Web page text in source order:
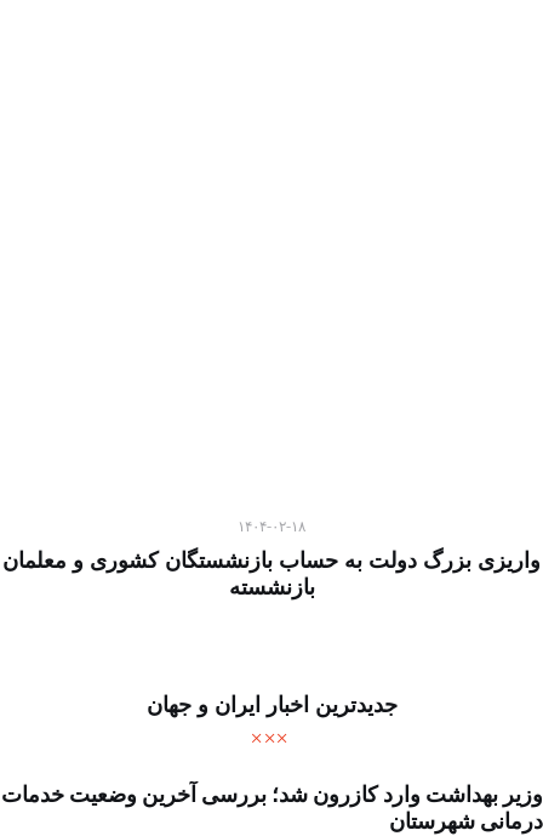
۱۴۰۴-۰۲-۱۸
واریزی بزرگ دولت به حساب بازنشستگان کشوری و معلمان
بازنشسته
جدیدترین اخبار ایران و جهان
وزیر بهداشت وارد کازرون شد؛ بررسی آخرین وضعیت خدمات
درمانی شهرستان